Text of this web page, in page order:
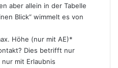
aber allein in der Tabelle
Blick“ wimmelt es von
Höhe (nur mit AE)*
Dies betrifft nur
mit Erlaubnis